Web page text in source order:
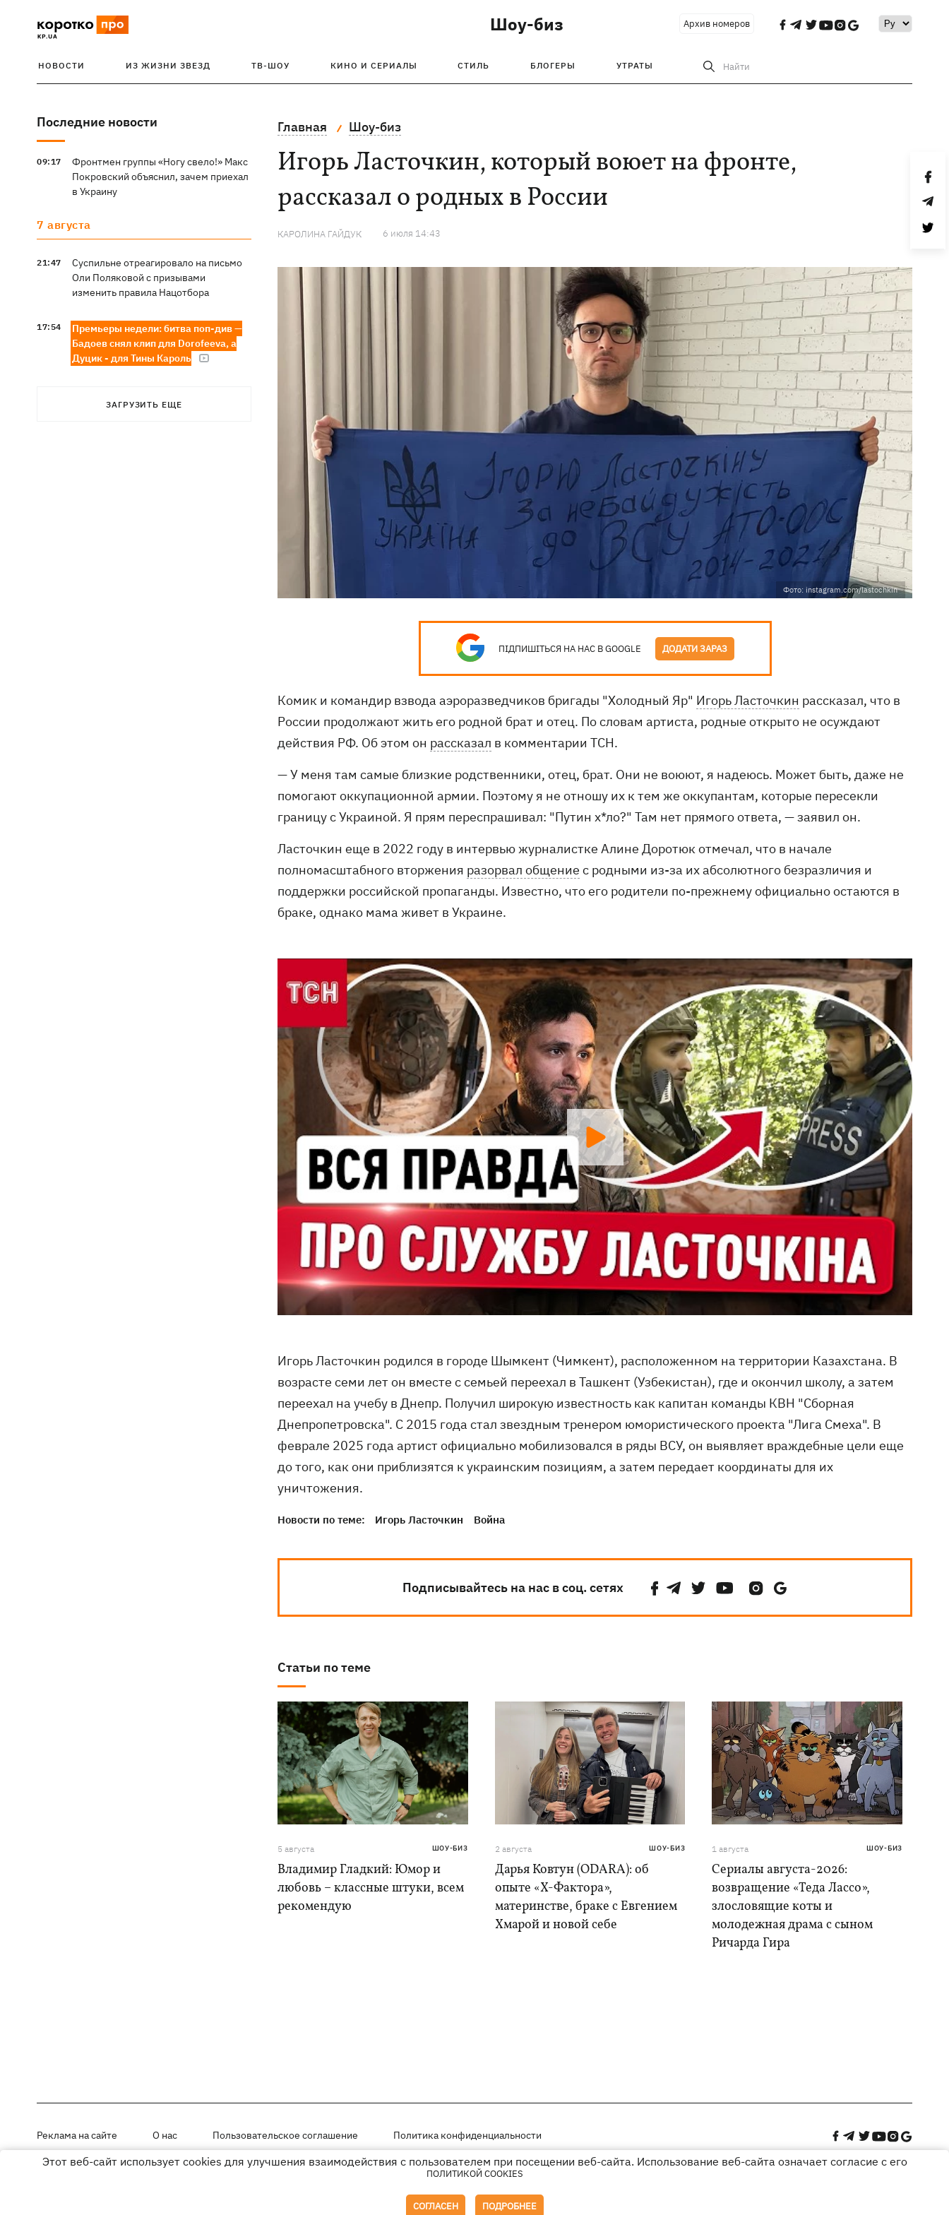
Шоу-биз Архив номеров
НОВОСТИ ИЗ ЖИЗНИ ЗВЕЗД ТВ-ШОУ КИНО И СЕРИАЛЫ СТИЛЬ БЛОГЕРЫ УТРАТЫ Найти
Последние новости
09:17
Фронтмен группы «Ногу свело!» Макс
Покровский объяснил, зачем приехал
в Украину
7 августа
21:47
Суспильне отреагировало на письмо
Оли Поляковой с призывами
изменить правила Нацотбора
17:54
Премьеры недели: битва поп-див —
Бадоев снял клип для Dorofeeva, а
Дуцик - для Тины Кароль
ЗАГРУЗИТЬ ЕЩЕ
Главная Шоу-биз
Игорь Ласточкин, который воюет на фронте,
рассказал о родных в России
КАРОЛИНА ГАЙДУК 6 июля 14:43
Фото: instagram.com/lastochkin
ПІДПИШІТЬСЯ НА НАС В GOOGLE ДОДАТИ ЗАРАЗ
Комик и командир взвода аэроразведчиков бригады "Холодный Яр" Игорь Ласточкин рассказал, что в
России продолжают жить его родной брат и отец. По словам артиста, родные открыто не осуждают
действия РФ. Об этом он рассказал в комментарии ТСН.
— У меня там самые близкие родственники, отец, брат. Они не воюют, я надеюсь. Может быть, даже не
помогают оккупационной армии. Поэтому я не отношу их к тем же оккупантам, которые пересекли
границу с Украиной. Я прям переспрашивал: "Путин х*ло?" Там нет прямого ответа, — заявил он.
Ласточкин еще в 2022 году в интервью журналистке Алине Доротюк отмечал, что в начале
полномасштабного вторжения разорвал общение с родными из-за их абсолютного безразличия и
поддержки российской пропаганды. Известно, что его родители по-прежнему официально остаются в
браке, однако мама живет в Украине.
Игорь Ласточкин родился в городе Шымкент (Чимкент), расположенном на территории Казахстана. В
возрасте семи лет он вместе с семьей переехал в Ташкент (Узбекистан), где и окончил школу, а затем
переехал на учебу в Днепр. Получил широкую известность как капитан команды КВН "Сборная
Днепропетровска". С 2015 года стал звездным тренером юмористического проекта "Лига Смеха". В
феврале 2025 года артист официально мобилизовался в ряды ВСУ, он выявляет враждебные цели еще
до того, как они приблизятся к украинским позициям, а затем передает координаты для их
уничтожения.
Новости по теме: Игорь Ласточкин Война
Подписывайтесь на нас в соц. сетях
Статьи по теме
5 августа ШОУ-БИЗ
Владимир Гладкий: Юмор и
любовь – классные штуки, всем
рекомендую
2 августа ШОУ-БИЗ
Дарья Ковтун (ODARA): об
опыте «Х-Фактора»,
материнстве, браке с Евгением
Хмарой и новой себе
1 августа ШОУ-БИЗ
Сериалы августа-2026:
возвращение «Теда Лассо»,
злословящие коты и
молодежная драма с сыном
Ричарда Гира
Реклама на сайте О нас Пользовательское соглашение Политика конфиденциальности
Материалы под рубриками «Новости компании», «PR» и «Факт» размещены на правах рекламы
Этот веб-сайт использует cookies для улучшения взаимодействия с пользователем при посещении веб-сайта. Использование веб-сайта означает согласие с его
ПОЛИТИКОЙ COOKIES
СОГЛАСЕН ПОДРОБНЕЕ